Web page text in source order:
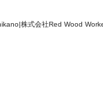
株式会社Red Wood